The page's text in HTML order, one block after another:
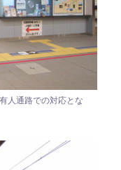
人通路での対応とな